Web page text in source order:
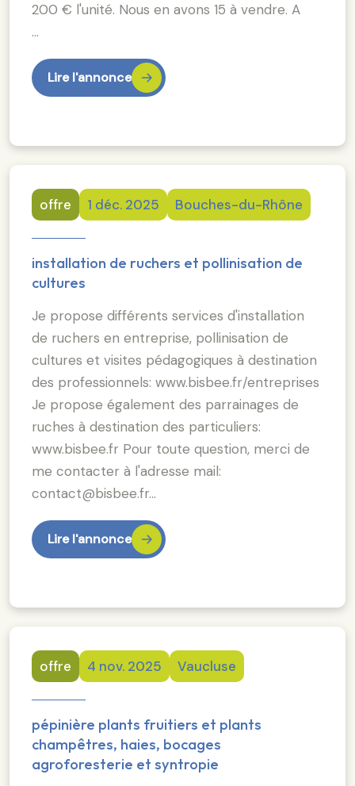
200 € l'unité. Nous en avons 15 à vendre. A
…
Lire l'annonce
offre 1 déc. 2025 Bouches-du-Rhône
installation de ruchers et pollinisation de
cultures
Je propose différents services d'installation
de ruchers en entreprise, pollinisation de
cultures et visites pédagogiques à destination
des professionnels: www.bisbee.fr/entreprises
Je propose également des parrainages de
ruches à destination des particuliers:
www.bisbee.fr Pour toute question, merci de
me contacter à l'adresse mail:
contact@bisbee.fr…
Lire l'annonce
offre 4 nov. 2025 Vaucluse
pépinière plants fruitiers et plants
champêtres, haies, bocages
agroforesterie et syntropie